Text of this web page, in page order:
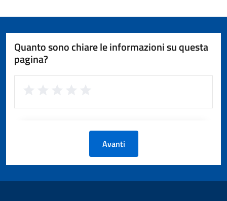
Quanto sono chiare le informazioni su questa
pagina?
Avanti